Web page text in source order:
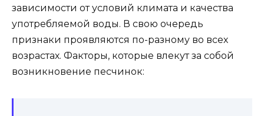
зависимости от условий климата и качества
употребляемой воды. В свою очередь
признаки проявляются по-разному во всех
возрастах. Факторы, которые влекут за собой
возникновение песчинок: